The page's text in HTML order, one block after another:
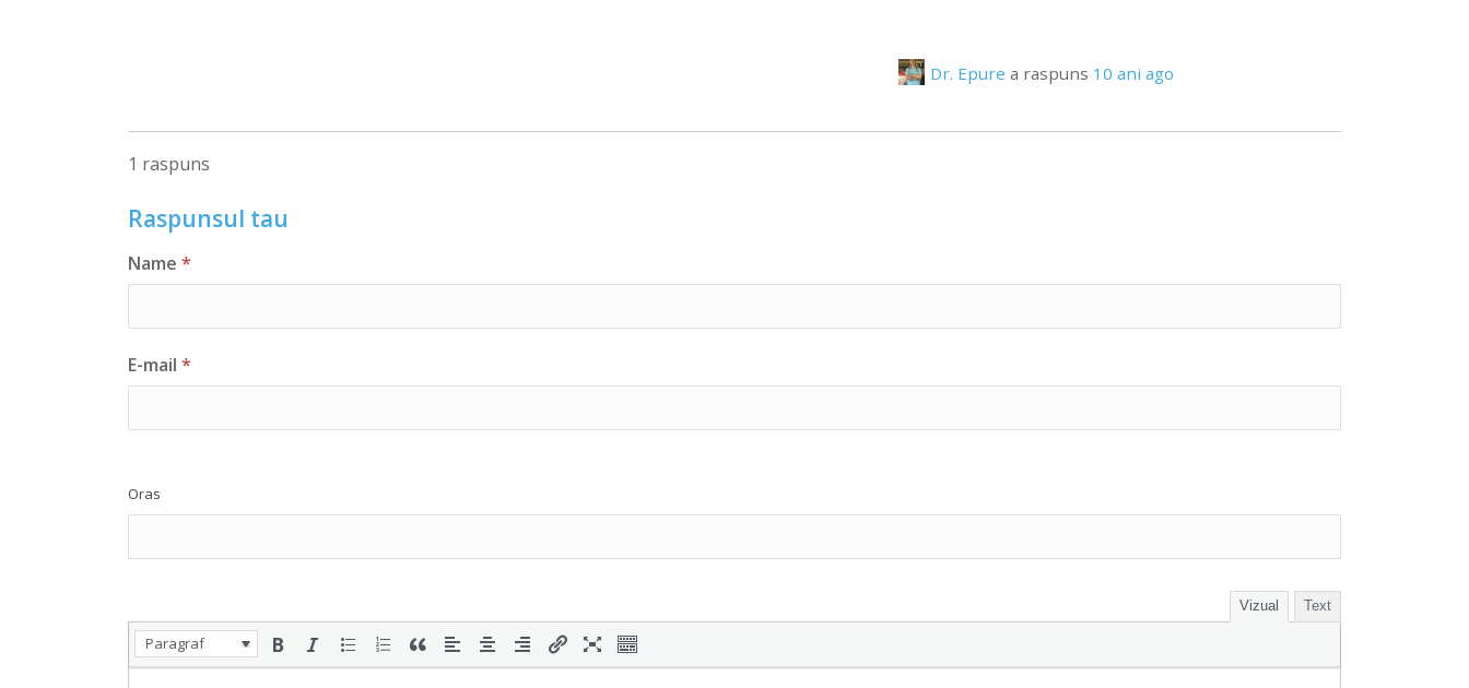
Dr. Epure a raspuns 10 ani ago
1 raspuns
Raspunsul tau
Name *
E-mail *
Oras
Vizual Text
Paragraf